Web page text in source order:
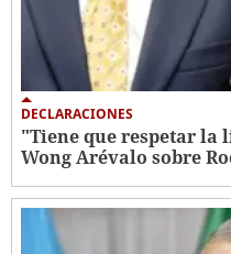
DECLARACIONES
"Tiene que respetar la
Wong Arévalo sobre